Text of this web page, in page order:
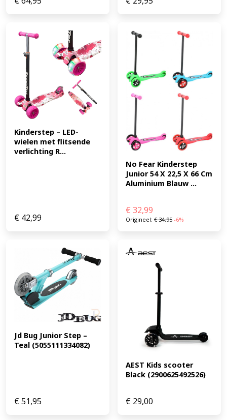
CPSIA certificering. Verkrijgbaar in: Paars,, Roze, Groen,
benodigd) Veelgestelde vraag: Is deze step geschikt
voor beginners? Ja! Dankzij de drie wielen en het anti-
slip dek is de X2 zeer geschikt voor kinderen die net
beginnen met steppen. Bestel vandaag nog! Gratis
verzending 14 dagen bedenktijd Laat jouw kind rollend
de wereld ontdekken - met de Kick'n'Roll X2! (EAN:
6973383151604)
Kinderstep – LED-
wielen met flitsende
verlichting R...
€ 42,99
No Fear Kinderstep
Junior 54 X 22,5 X 66 Cm
Aluminium Blauw ...
€ 32,99
Origineel: €34,95 -6%
Jd Bug Junior Step –
Teal (5055111334082)
€51,95
AEST Kids scooter
Black (2900625492526)
€ 29,00